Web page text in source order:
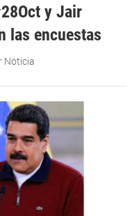
y Jair
las encuestas
Noticia